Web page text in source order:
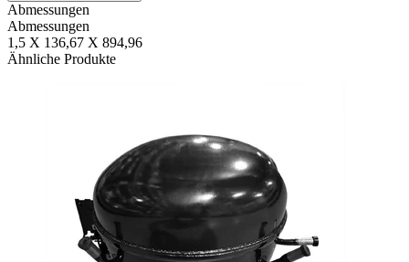
Abmessungen
Abmessungen
1,5 X 136,67 X 894,96
Ähnliche Produkte